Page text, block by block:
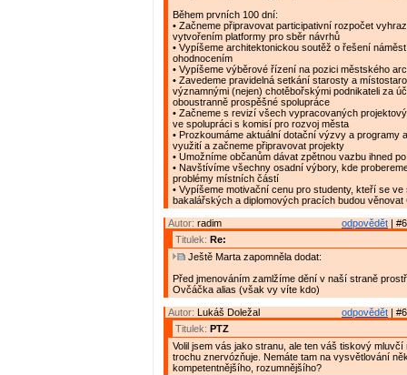
Během prvních 100 dní:
• Začneme připravovat participativní rozpočet
vytvořením platformy pro sběr návrhů
• Vypíšeme architektonickou soutěž o řešení
ohodnocením
• Vypíšeme výběrové řízení na pozici městského
• Zavedeme pravidelná setkání starosty a
významnými (nejen) chotěbořskými podnikateli za
oboustranně prospěšné spolupráce
• Začneme s revizí všech vypracovaných
ve spolupráci s komisí pro rozvoj města
• Prozkoumáme aktuální dotační výzvy a programy
využití a začneme připravovat projekty
• Umožníme občanům dávat zpětnou vazbu ihned
• Navštívíme všechny osadní výbory, kde
problémy místních částí
• Vypíšeme motivační cenu pro studenty, kteří se ve
bakalářských a diplomových pracích budou věnovat
odpovědět |
Autor: radim
Titulek: Re:
Ještě Marta zapomněla dodat:
Před jmenováním zamlžíme dění v naší straně
Ovčáčka alias (však vy víte kdo)
odpovědět |
Autor: Lukáš Doležal
Titulek: PTZ
Volil jsem vás jako stranu, ale ten váš tiskový
trochu znervózňuje. Nemáte tam na vysvětlování
kompetentnějšího, rozumnějšího?